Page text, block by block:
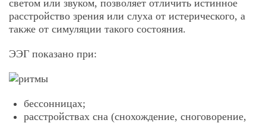
светом или звуком, позволяет отличить истинное
расстройство зрения или слуха от истерического, а
также от симуляции такого состояния.
ЭЭГ показано при:
бессонницах;
расстройствах сна (снохождение, сноговорение,